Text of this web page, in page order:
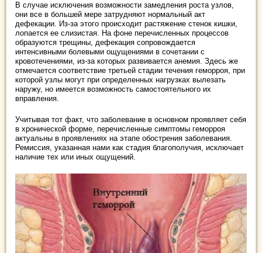
В случае исключения возможности замедления роста узлов,
они все в большей мере затрудняют нормальный акт
дефекации. Из-за этого происходит растяжение стенок кишки,
лопается ее слизистая. На фоне перечисленных процессов
образуются трещины, дефекация сопровождается
интенсивными болевыми ощущениями в сочетании с
кровотечениями, из-за которых развивается анемия. Здесь же
отмечается соответствие третьей стадии течения геморроя, при
которой узлы могут при определенных нагрузках вылезать
наружу, но имеется возможность самостоятельного их
вправления.
Учитывая тот факт, что заболевание в основном проявляет себя
в хронической форме, перечисленные симптомы геморроя
актуальны в проявлениях на этапе обострения заболевания.
Ремиссия, указанная нами как стадия благополучия, исключает
наличие тех или иных ощущений.